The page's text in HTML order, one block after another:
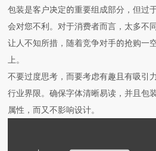
包装是客户决定的重要组成部分，但过
会对您不利。对于消费者而言，太多不
让人不知所措，随着竞争对手的抢购一
上。
不要过度思考，而要考虑有趣且有吸引
行业界限。确保字体清晰易读，并且包
属性，而又不影响设计。